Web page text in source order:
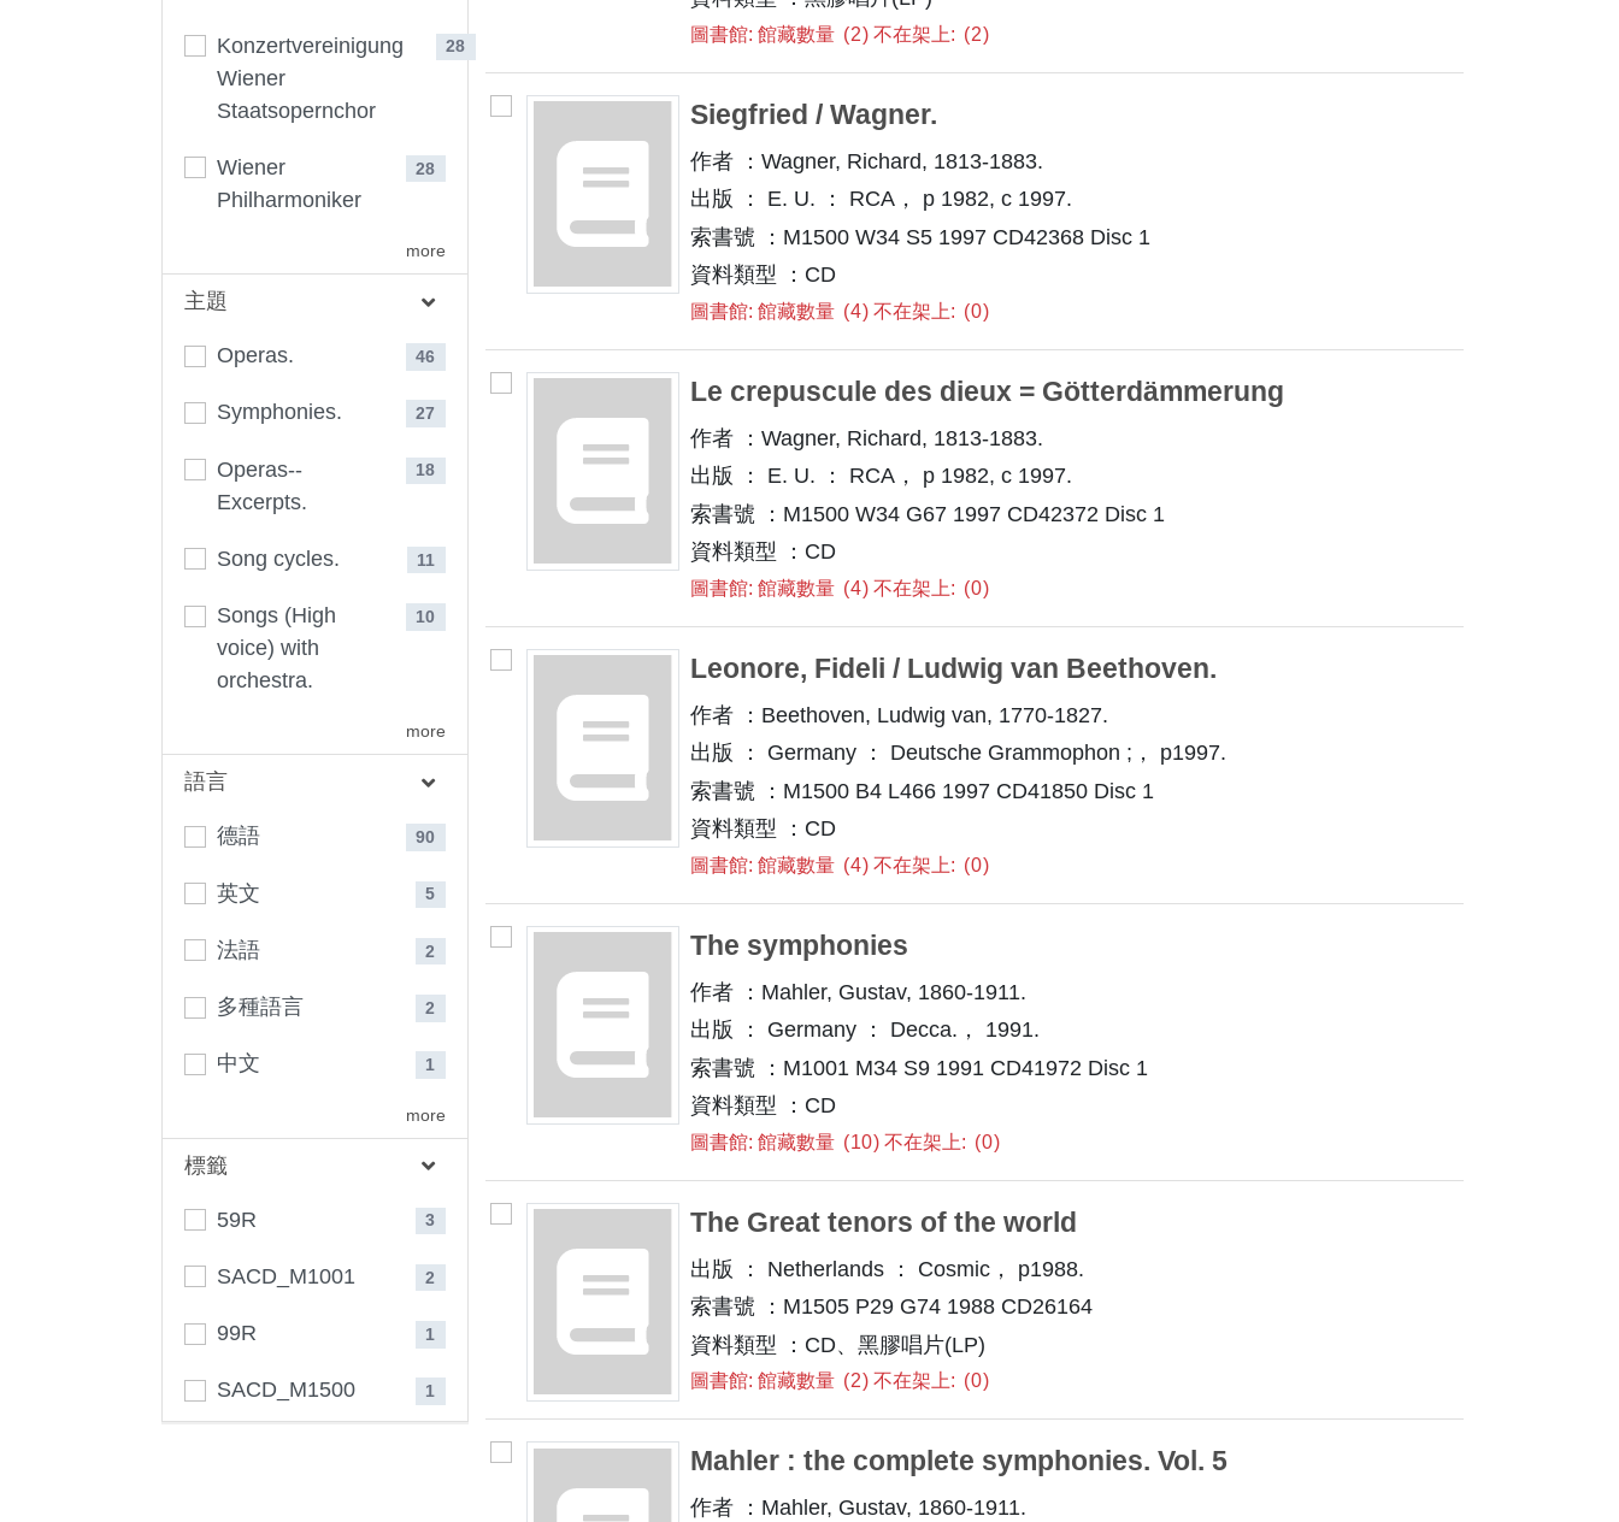
Konzertvereinigung
Wiener
Staatsopernchor
28
Wiener
Philharmoniker
28
more
主題
Operas. 46
Symphonies. 27
Operas--
Excerpts.
18
Song cycles. 11
Songs (High
voice) with
orchestra.
10
more
語言
德語 90
英文 5
法語 2
多種語言 2
中文 1
more
標籤
59R 3
SACD_M1001 2
99R 1
SACD_M1500 1
圖書館: 館藏數量 2 不在架上: 2
Siegfried / Wagner.
作者 ：Wagner, Richard, 1813-1883.
出版 ： E. U. ： RCA， p 1982, c 1997.
索書號 ：M1500 W34 S5 1997 CD42368 Disc 1
資料類型 ：CD
圖書館: 館藏數量 4 不在架上: 0
Le crepuscule des dieux = Götterdämmerung
作者 ：Wagner, Richard, 1813-1883.
出版 ： E. U. ： RCA， p 1982, c 1997.
索書號 ：M1500 W34 G67 1997 CD42372 Disc 1
資料類型 ：CD
圖書館: 館藏數量 4 不在架上: 0
Leonore, Fideli / Ludwig van Beethoven.
作者 ：Beethoven, Ludwig van, 1770-1827.
出版 ： Germany ： Deutsche Grammophon ;， p1997.
索書號 ：M1500 B4 L466 1997 CD41850 Disc 1
資料類型 ：CD
圖書館: 館藏數量 4 不在架上: 0
The symphonies
作者 ：Mahler, Gustav, 1860-1911.
出版 ： Germany ： Decca.， 1991.
索書號 ：M1001 M34 S9 1991 CD41972 Disc 1
資料類型 ：CD
圖書館: 館藏數量 10 不在架上: 0
The Great tenors of the world
出版 ： Netherlands ： Cosmic， p1988.
索書號 ：M1505 P29 G74 1988 CD26164
資料類型 ：CD、黑膠唱片(LP)
圖書館: 館藏數量 2 不在架上: 0
Mahler : the complete symphonies. Vol. 5
作者 ：Mahler, Gustav, 1860-1911.